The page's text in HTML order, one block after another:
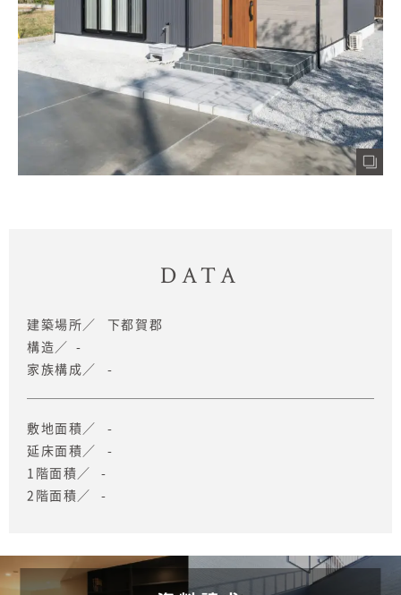
DATA
建築場所
下都賀郡
構造
-
家族構成
-
敷地面積
-
延床面積
-
1階面積
-
2階面積
-